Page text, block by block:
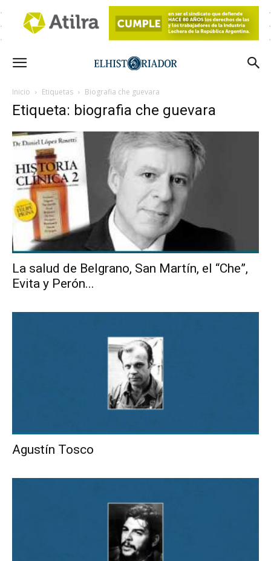
Inicio Etiquetas Biografia che guevara
Etiqueta: biografia che guevara
La salud de Belgrano, San Martín, el “Che”,
Evita y Perón...
Agustín Tosco